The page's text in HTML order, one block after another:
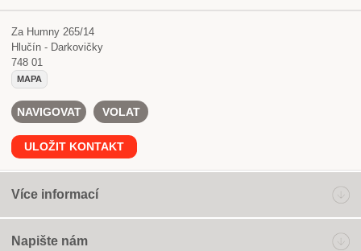
Za Humny 265/14
Hlučín - Darkovičky
748 01
MAPA
NAVIGOVAT VOLAT
ULOŽIT KONTAKT
Více informací
Napište nám